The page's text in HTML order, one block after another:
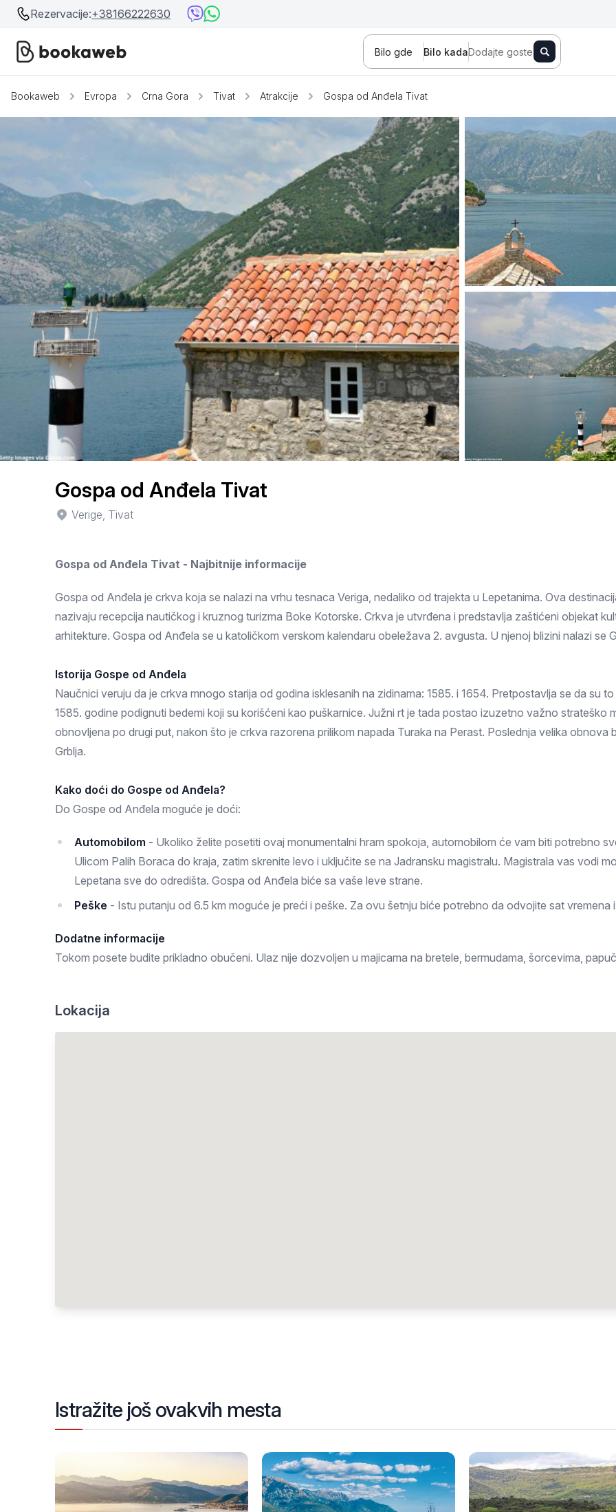
Rezervacije:+38166222630
Bilo gde Bilo kadaDodajte goste
Srbija
Bosna i Hercegovina
Ostalo
Srbija
Novi Sad Zlatibor Kopaonik
Niš Banja Koviljača Sokobanja Fruška gora
Srebrno jezero Tara Stara planina Banja Vrujci
Prolom Banja Kragujevac Ždrelo Golubac
Užice Bajina Bašta Kraljevo Jagodina
Smederevo Subotica Nova Varoš Valjevo
Čačak Uvac Kruševac Pirot
Pančevo Novi Pazar Zrenjanin Vršac
Vranje Gornji Milanovac Raška
Paraćin Bor Požarevac
Kikinda Požega
Sremska
Ljubovija
Ruma Temerin
Sremski Karlovci Kosmaj Golija Bačka Topola
Bookaweb Evropa Crna Gora Tivat Atrakcije Gospa od Anđela Tivat
Gospa od Anđela Tivat
Verige, Tivat
Gospa od Anđela Tivat - Najbitnije informacije
Gospa od Anđela je crkva koja se nalazi na vrhu tesnaca Veriga, nedaliko od trajekta u Lepetanima. Ova
nazivaju recepcija nautičkog i kruznog turizma Boke Kotorske. Crkva je utvrđena i predstavlja zaštićeni objekat
arhitekture. Gospa od Anđela se u katoličkom verskom kalendaru obeležava 2. avgusta. U njenoj blizini nalazi se
Istorija Gospe od Anđela
Naučnici veruju da je crkva mnogo starija od godina isklesanih na zidinama: 1585. i 1654. Pretpostavlja se da su
1585. godine podignuti bedemi koji su korišćeni kao puškarnice. Južni rt je tada postao izuzetno važno strateško
obnovljena po drugi put, nakon što je crkva razorena prilikom napada Turaka na Perast. Poslednja velika obnova
Grblja.
Kako doći do Gospe od Anđela?
Do Gospe od Anđela moguće je doći:
Automobilom - Ukoliko želite posetiti ovaj monumentalni hram spokoja, automobilom će vam biti potrebno
Ulicom Palih Boraca do kraja, zatim skrenite levo i uključite se na Jadransku magistralu. Magistrala vas vodi
Lepetana sve do odredišta. Gospa od Anđela biće sa vaše leve strane.
Peške - Istu putanju od 6.5 km moguće je preći i peške. Za ovu šetnju biće potrebno da odvojite sat vremena
Dodatne informacije
Tokom posete budite prikladno obučeni. Ulaz nije dozvoljen u majicama na bretele, bermudama, šorcevima,
Lokacija
Istražite još ovakvih mesta